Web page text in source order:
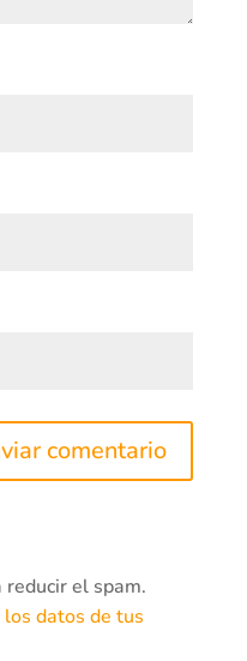
el spam.
datos de tus